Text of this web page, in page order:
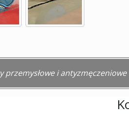
i antyzmęczeniowe